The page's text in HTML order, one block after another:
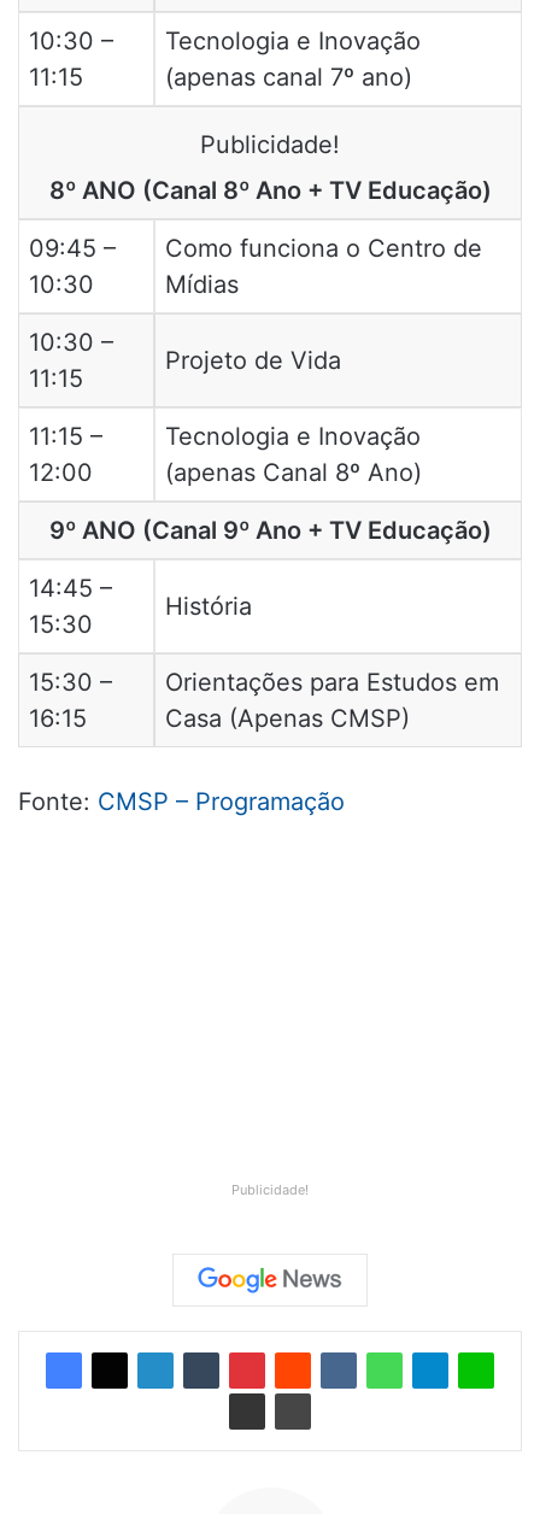
10:30 –
11:15
Tecnologia e Inovação
(apenas canal 7º ano)
Publicidade!
8º ANO (Canal 8º Ano + TV Educação)
09:45 –
10:30
Como funciona o Centro de
Mídias
10:30 –
11:15
Projeto de Vida
11:15 –
12:00
Tecnologia e Inovação
(apenas Canal 8º Ano)
9º ANO (Canal 9º Ano + TV Educação)
14:45 –
15:30
História
15:30 –
16:15
Orientações para Estudos em
Casa (Apenas CMSP)
Fonte: CMSP – Programação
Publicidade!